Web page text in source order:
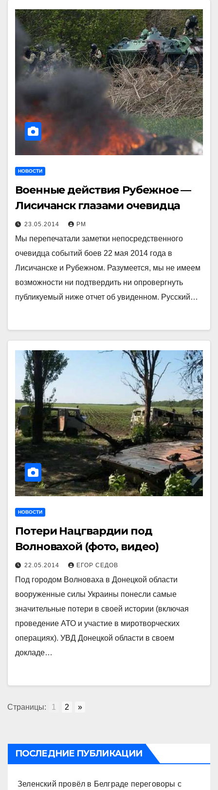
НОВОСТИ
Военные действия Рубежное —
Лисичанск глазами очевидца
23.05.2014 РМ
Мы перепечатали заметки непосредственного
очевидца событий боев 22 мая 2014 года в
Лисичанске и Рубежном. Разумеется, мы не имеем
возможности ни подтвердить ни опровергнуть
публикуемый ниже отчет об увиденном. Русский…
НОВОСТИ
Потери Нацгвардии под
Волновахой (фото, видео)
22.05.2014 ЕГОР СЕДОВ
Под городом Волноваха в Донецкой области
вооруженные силы Украины понесли самые
значительные потери в своей истории (включая
проведение АТО и участие в миротворческих
операциях). УВД Донецкой области в своем
докладе…
Страницы: 1 2 »
ПОСЛЕДНИЕ ПУБЛИКАЦИИ
Зеленский провёл в Белграде переговоры с